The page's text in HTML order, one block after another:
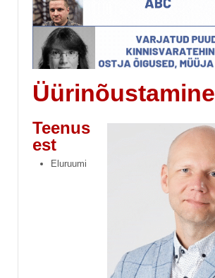
Üürinõustamine
Teenus
est
Eluruumi